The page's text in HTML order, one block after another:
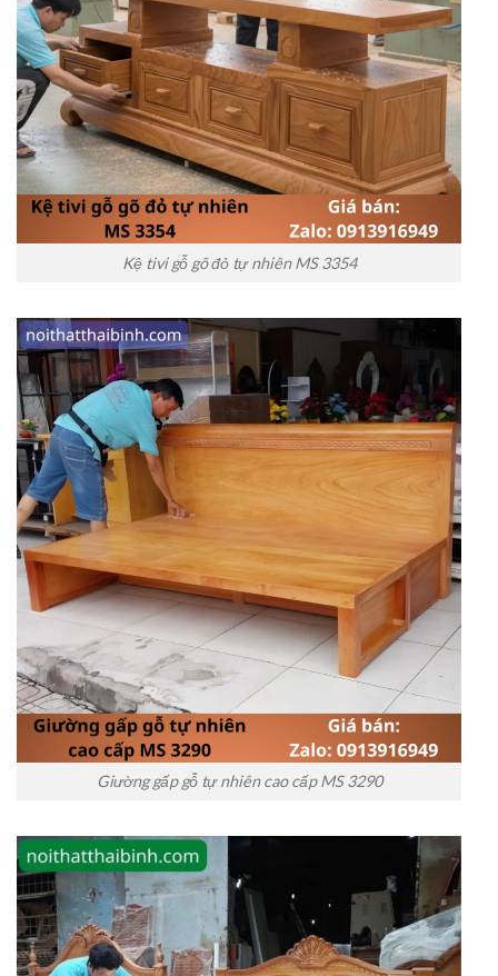
Kệ tivi gỗ gõ đỏ tự nhiên MS 3354
Giường gấp gỗ tự nhiên cao cấp MS 3290